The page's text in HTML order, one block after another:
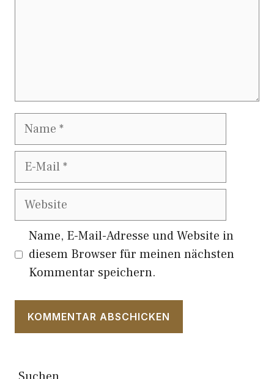
Name
E-
Website
Name, E-Mail-Adresse und Website in
diesem Browser für meinen nächsten
Kommentar speichern.